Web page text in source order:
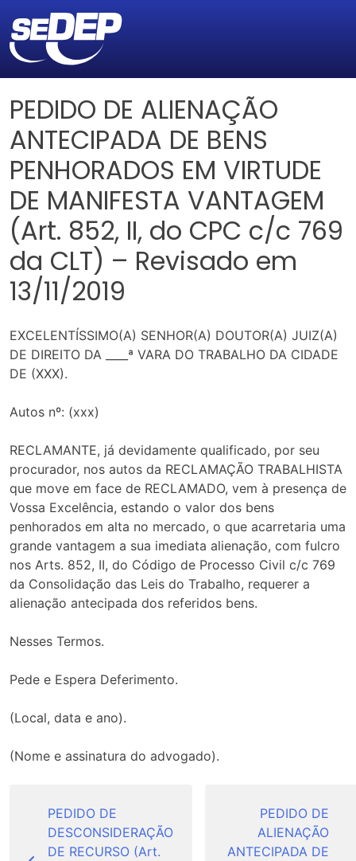
PEDIDO DE ALIENAÇÃO
ANTECIPADA DE BENS
PENHORADOS EM VIRTUDE
DE MANIFESTA VANTAGEM
(Art. 852, II, do CPC c/c 769
da CLT) – Revisado em
13/11/2019
EXCELENTÍSSIMO(A) SENHOR(A) DOUTOR(A) JUIZ(A)
DE DIREITO DA ____ª VARA DO TRABALHO DA CIDADE
DE (XXX).
Autos nº: (xxx)
RECLAMANTE, já devidamente qualificado, por seu
procurador, nos autos da RECLAMAÇÃO TRABALHISTA
que move em face de RECLAMADO, vem à presença de
Vossa Excelência, estando o valor dos bens
penhorados em alta no mercado, o que acarretaria uma
grande vantagem a sua imediata alienação, com fulcro
nos Arts. 852, II, do Código de Processo Civil c/c 769
da Consolidação das Leis do Trabalho, requerer a
alienação antecipada dos referidos bens.
Nesses Termos.
Pede e Espera Deferimento.
(Local, data e ano).
(Nome e assinatura do advogado).
Post
PEDIDO DE
DESCONSIDERAÇÃO
DE RECURSO (Art.
PEDIDO DE
ALIENAÇÃO
ANTECIPADA DE